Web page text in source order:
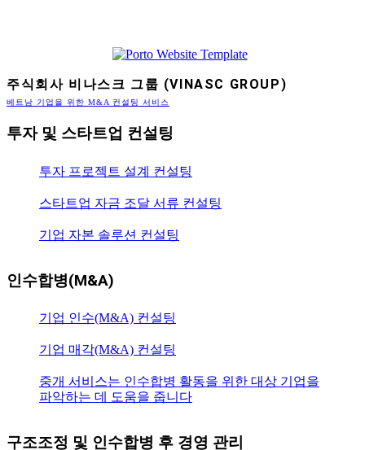
주식회사 비나스크 그룹 (VINASC GROUP)
베트남 기업을 위한 M&A 컨설팅 서비스
투자 및 스타트업 컨설팅
투자 프로젝트 설계 컨설팅
스타트업 자금 조달 서류 컨설팅
기업 자본 솔루션 컨설팅
인수합병(M&A)
기업 인수(M&A) 컨설팅
기업 매각(M&A) 컨설팅
중개 서비스는 인수합병 활동을 위한 대상 기업을
파악하는 데 도움을 줍니다
구조조정 및 인수합병 후 경영 관리